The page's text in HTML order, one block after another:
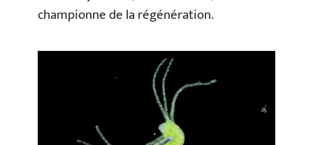
championne de la régénération.